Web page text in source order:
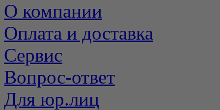
О компании
Оплата и доставка
Сервис
Вопрос-ответ
Для юр.лиц